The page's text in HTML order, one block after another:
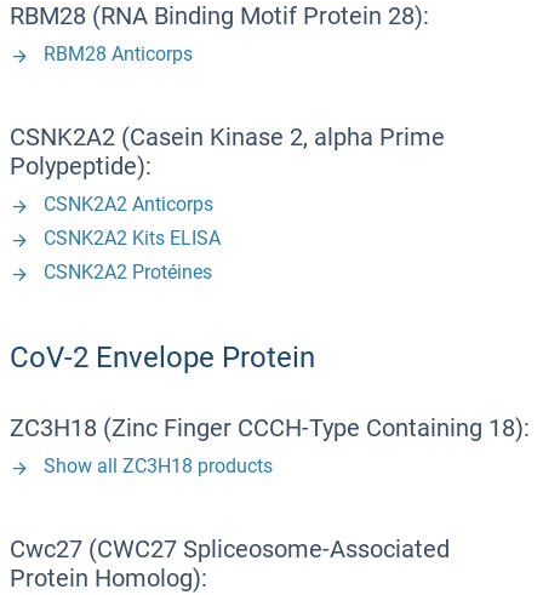
RBM28 (RNA Binding Motif Protein 28):
RBM28 Anticorps
CSNK2A2 (Casein Kinase 2, alpha Prime
Polypeptide):
CSNK2A2 Anticorps
CSNK2A2 Kits ELISA
CSNK2A2 Protéines
CoV-2 Envelope Protein
ZC3H18 (Zinc Finger CCCH-Type Containing 18):
Show all ZC3H18 products
Cwc27 (CWC27 Spliceosome-Associated
Protein Homolog):